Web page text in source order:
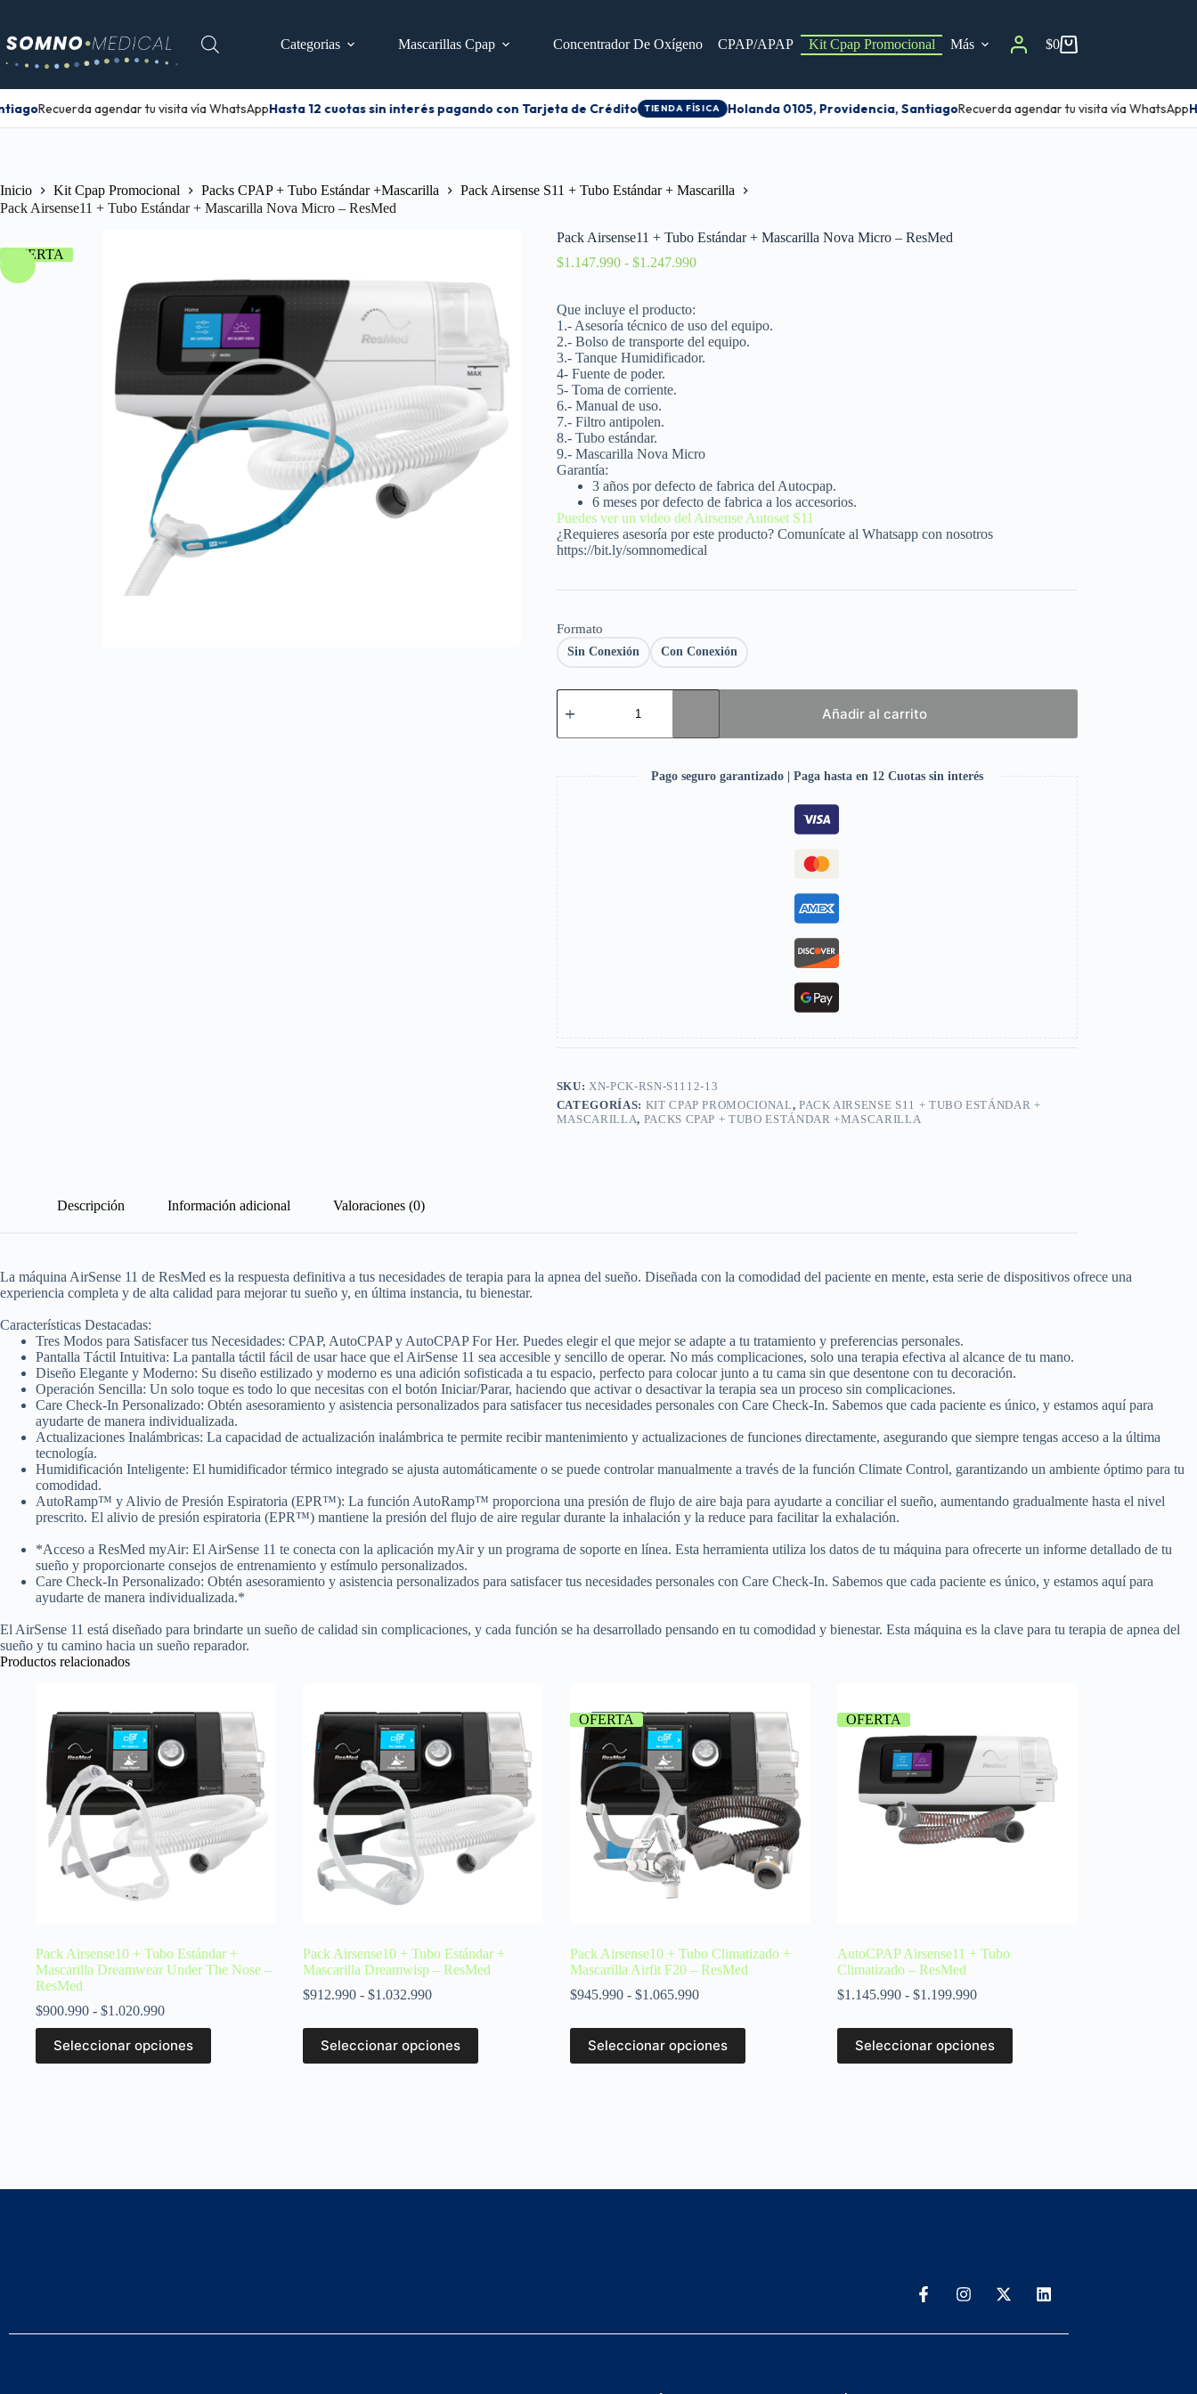
Categorias Mascarillas Cpap Concentrador De Oxígeno CPAP/APAP Kit Cpap Promocional Más $0
Recuerda agendar tu visita vía WhatsAppHasta 12 cuotas sin interés pagando con Tarjeta de Crédito TIENDA FÍSICA Holanda 0105, Providencia, SantiagoRecuerda agendar tu visita vía WhatsApp
Inicio Kit Cpap Promocional Packs CPAP + Tubo Estándar +Mascarilla
Pack Airsense S11 + Tubo Estándar + Mascarilla
Pack Airsense11 + Tubo Estándar + Mascarilla Nova Micro – ResMed
OFERTA
Pack Airsense11 + Tubo Estándar + Mascarilla Nova Micro – ResMed
$1.147.990 - $1.247.990
Que incluye el producto:
1.- Asesoría técnico de uso del equipo.
2.- Bolso de transporte del equipo.
3.- Tanque Humidificador.
4- Fuente de poder.
5- Toma de corriente.
6.- Manual de uso.
7.- Filtro antipolen.
8.- Tubo estándar.
9.- Mascarilla Nova Micro
Garantía:
3 años por defecto de fabrica del Autocpap.
6 meses por defecto de fabrica a los accesorios.
Puedes ver un video del Airsense Autoset S11
¿Requieres asesoría por este producto? Comunícate al Whatsapp con nosotros
https://bit.ly/somnomedical
Formato
Sin Conexión Con Conexión
Añadir al carrito
Pago seguro garantizado | Paga hasta en 12 Cuotas sin interés
SKU: XN-PCK-RSN-S1112-13
CATEGORÍAS: KIT CPAP PROMOCIONAL, PACK AIRSENSE S11 + TUBO ESTÁNDAR +
MASCARILLA, PACKS CPAP + TUBO ESTÁNDAR +MASCARILLA
Descripción Información adicional Valoraciones (0)
La máquina AirSense 11 de ResMed es la respuesta definitiva a tus necesidades de terapia para la apnea del sueño. Diseñada con la comodidad del paciente en mente, esta serie de dispositivos ofrece una
experiencia completa y de alta calidad para mejorar tu sueño y, en última instancia, tu bienestar.
Características Destacadas:
Tres Modos para Satisfacer tus Necesidades: CPAP, AutoCPAP y AutoCPAP For Her. Puedes elegir el que mejor se adapte a tu tratamiento y preferencias personales.
Pantalla Táctil Intuitiva: La pantalla táctil fácil de usar hace que el AirSense 11 sea accesible y sencillo de operar. No más complicaciones, solo una terapia efectiva al alcance de tu mano.
Diseño Elegante y Moderno: Su diseño estilizado y moderno es una adición sofisticada a tu espacio, perfecto para colocar junto a tu cama sin que desentone con tu decoración.
Operación Sencilla: Un solo toque es todo lo que necesitas con el botón Iniciar/Parar, haciendo que activar o desactivar la terapia sea un proceso sin complicaciones.
Care Check-In Personalizado: Obtén asesoramiento y asistencia personalizados para satisfacer tus necesidades personales con Care Check-In. Sabemos que cada paciente es único, y estamos aquí para
ayudarte de manera individualizada.
Actualizaciones Inalámbricas: La capacidad de actualización inalámbrica te permite recibir mantenimiento y actualizaciones de funciones directamente, asegurando que siempre tengas acceso a la última
tecnología.
Humidificación Inteligente: El humidificador térmico integrado se ajusta automáticamente o se puede controlar manualmente a través de la función Climate Control, garantizando un ambiente óptimo para tu
comodidad.
AutoRamp™ y Alivio de Presión Espiratoria (EPR™): La función AutoRamp™ proporciona una presión de flujo de aire baja para ayudarte a conciliar el sueño, aumentando gradualmente hasta el nivel
prescrito. El alivio de presión espiratoria (EPR™) mantiene la presión del flujo de aire regular durante la inhalación y la reduce para facilitar la exhalación.
*Acceso a ResMed myAir: El AirSense 11 te conecta con la aplicación myAir y un programa de soporte en línea. Esta herramienta utiliza los datos de tu máquina para ofrecerte un informe detallado de tu
sueño y proporcionarte consejos de entrenamiento y estímulo personalizados.
Care Check-In Personalizado: Obtén asesoramiento y asistencia personalizados para satisfacer tus necesidades personales con Care Check-In. Sabemos que cada paciente es único, y estamos aquí para
ayudarte de manera individualizada.*
El AirSense 11 está diseñado para brindarte un sueño de calidad sin complicaciones, y cada función se ha desarrollado pensando en tu comodidad y bienestar. Esta máquina es la clave para tu terapia de apnea del
sueño y tu camino hacia un sueño reparador.
Productos relacionados
Pack Airsense10 + Tubo Estándar +
Mascarilla Dreamwear Under The Nose –
ResMed
$900.990 - $1.020.990
Seleccionar opciones
Pack Airsense10 + Tubo Estándar +
Mascarilla Dreamwisp – ResMed
$912.990 - $1.032.990
Seleccionar opciones
OFERTA
Pack Airsense10 + Tubo Climatizado +
Mascarilla Airfit F20 – ResMed
$945.990 - $1.065.990
Seleccionar opciones
OFERTA
AutoCPAP Airsense11 + Tubo
Climatizado – ResMed
$1.145.990 - $1.199.990
Seleccionar opciones